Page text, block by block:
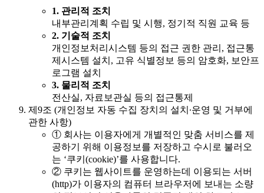
1. 관리적 조치
내부관리계획 수립 및 시행, 정기적 직원 교육 등
2. 기술적 조치
개인정보처리시스템 등의 접근 권한 관리, 접근통
제시스템 설치, 고유 식별정보 등의 암호화, 보안프
로그램 설치
3. 물리적 조치
전산실, 자료보관실 등의 접근통제
제9조 (개인정보 자동 수집 장치의 설치∙운영 및 거부에
관한 사항)
① 회사는 이용자에게 개별적인 맞춤 서비스를 제
공하기 위해 이용정보를 저장하고 수시로 불러오
는 ‘쿠키(cookie)’를 사용합니다.
② 쿠키는 웹사이트를 운영하는데 이용되는 서버
(http)가 이용자의 컴퓨터 브라우저에 보내는 소량